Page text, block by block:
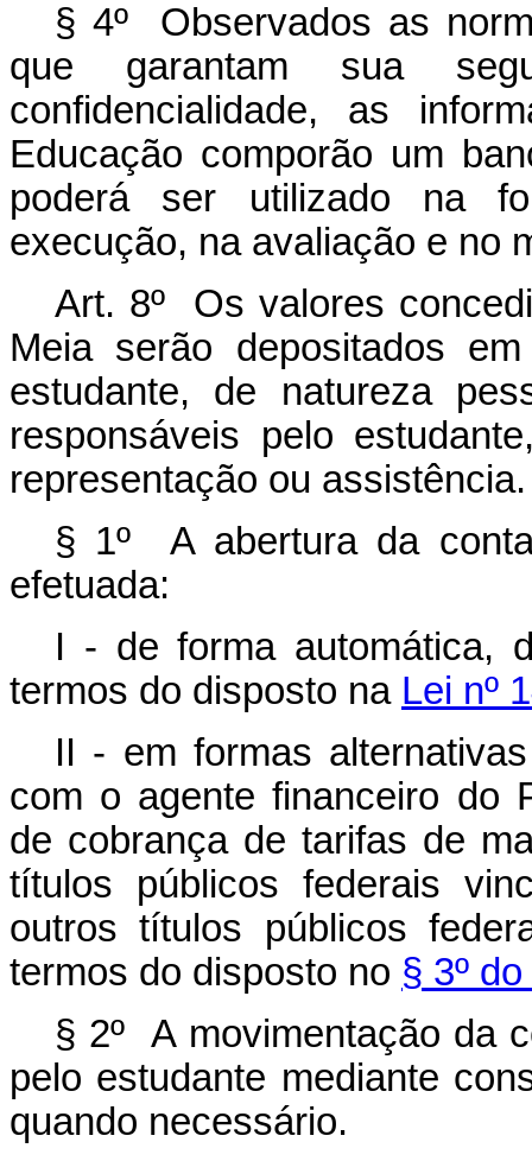
§ 4º Observados as
que garantam sua
confidencialidade, as
Educação comporão um
poderá ser utilizado na
execução, na avaliação e no
Art. 8º Os valores
Meia serão depositados
estudante, de natureza
responsáveis pelo
representação ou assistência.
§ 1º A abertura da
efetuada:
I - de forma automática,
termos do disposto na Lei nº
II - em formas
com o agente financeiro do
de cobrança de tarifas de
títulos públicos federais
outros títulos públicos
termos do disposto no § 3º
§ 2º A movimentação da
pelo estudante mediante
quando necessário.